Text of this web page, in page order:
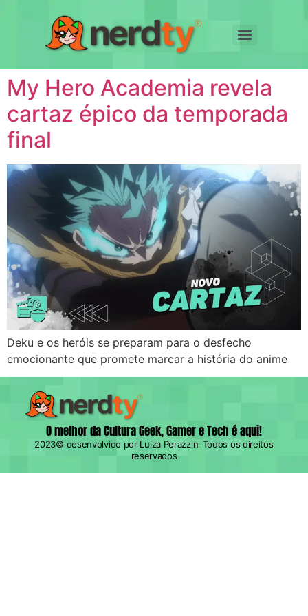
My Hero Academia revela
cartaz épico da temporada
final
Deku e os heróis se preparam para o desfecho
emocionante que promete marcar a história do anime
O melhor da Cultura Geek, Gamer e Tech é aqui!
2023© desenvolvido por Luiza Perazzini Todos os direitos
reservados